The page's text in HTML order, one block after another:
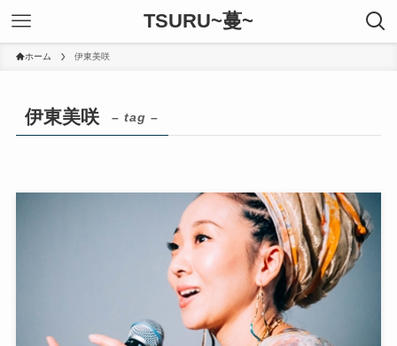
TSURU~蔓~
ホーム 伊東美咲
伊東美咲 – tag –